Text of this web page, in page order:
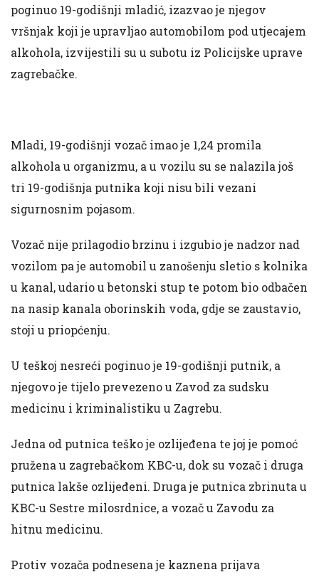
poginuo 19-godišnji mladić, izazvao je njegov
vršnjak koji je upravljao automobilom pod utjecajem
alkohola, izvijestili su u subotu iz Policijske uprave
zagrebačke.
Mladi, 19-godišnji vozač imao je 1,24 promila
alkohola u organizmu, a u vozilu su se nalazila još
tri 19-godišnja putnika koji nisu bili vezani
sigurnosnim pojasom.
Vozač nije prilagodio brzinu i izgubio je nadzor nad
vozilom pa je automobil u zanošenju sletio s kolnika
u kanal, udario u betonski stup te potom bio odbačen
na nasip kanala oborinskih voda, gdje se zaustavio,
stoji u priopćenju.
U teškoj nesreći poginuo je 19-godišnji putnik, a
njegovo je tijelo prevezeno u Zavod za sudsku
medicinu i kriminalistiku u Zagrebu.
Jedna od putnica teško je ozlijeđena te joj je pomoć
pružena u zagrebačkom KBC-u, dok su vozač i druga
putnica lakše ozlijeđeni. Druga je putnica zbrinuta u
KBC-u Sestre milosrdnice, a vozač u Zavodu za
hitnu medicinu.
Protiv vozača podnesena je kaznena prijava